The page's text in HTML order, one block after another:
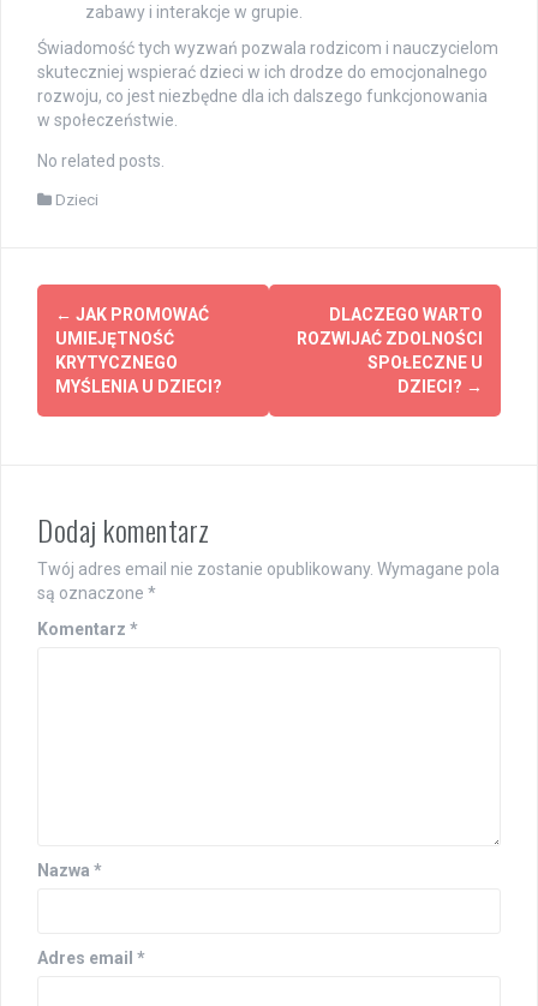
zabawy i interakcje w grupie.
Świadomość tych wyzwań pozwala rodzicom i nauczycielom
skuteczniej wspierać dzieci w ich drodze do emocjonalnego
rozwoju, co jest niezbędne dla ich dalszego funkcjonowania
w społeczeństwie.
No related posts.
Dzieci
Post
navigation
← JAK PROMOWAĆ
UMIEJĘTNOŚĆ
KRYTYCZNEGO
MYŚLENIA U DZIECI?
DLACZEGO WARTO
ROZWIJAĆ ZDOLNOŚCI
SPOŁECZNE U
DZIECI? →
Dodaj komentarz
Twój adres email nie zostanie opublikowany. Wymagane pola
są oznaczone *
Komentarz *
Nazwa *
Adres email *